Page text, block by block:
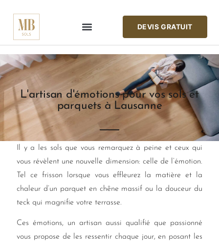
DEVIS GRATUIT
L'artisan d'émotions pour vos sols et
parquets à Lausanne
Il y a les sols que vous remarquez à peine et ceux qui
vous révèlent une nouvelle dimension: celle de l’émotion.
Tel ce frisson lorsque vous effleurez la matière et la
chaleur d’un parquet en chêne massif ou la douceur du
teck qui magnifie votre terrasse.
Ces émotions, un artisan aussi qualifié que passionné
vous propose de les ressentir chaque jour, en posant les